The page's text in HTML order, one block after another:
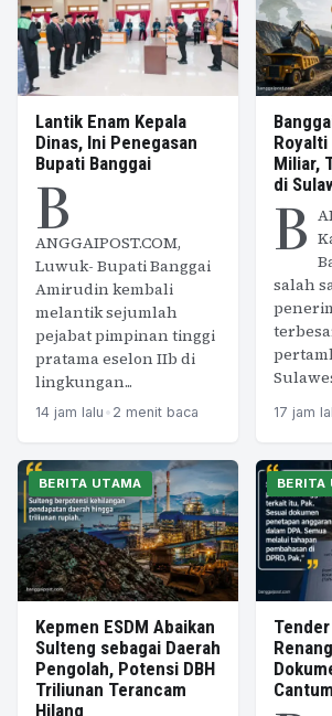
Lantik Enam Kepala
Dinas, Ini Penegasan
Bupati Banggai
B
ANGGAIPOST.COM,
Luwuk- Bupati Banggai
Amirudin kembali
melantik sejumlah
pejabat pimpinan tinggi
pratama eselon IIb di
lingkungan...
14 jam lalu • 2 menit baca
Royalti
Miliar,
di
B
salah
17 jam
BERITA UTAMA
Kepmen ESDM Abaikan
Sulteng sebagai Daerah
Pengolah, Potensi DBH
Triliunan Terancam
Hilang
BERITA